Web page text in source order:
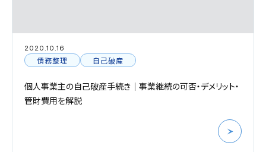
2020.10.16
債務整理
自己破産
個人事業主の自己破産手続き｜事業継続の可否・デメリット・
管財費用を解説